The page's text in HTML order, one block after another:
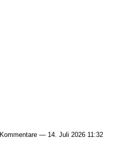
Kommentare — 14. Juli 2026 11:32